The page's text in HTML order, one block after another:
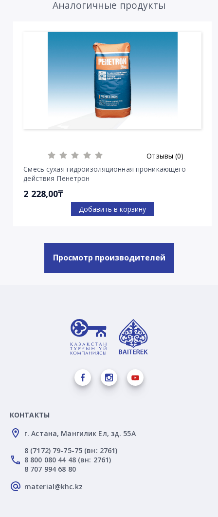
Аналогичные продукты
Отзывы (0)
Смесь сухая гидроизоляционная проникающего
действия Пенетрон
2 228,00₸
Добавить в корзину
Просмотр производителей
КОНТАКТЫ
г. Астана, Мангилик Ел, зд. 55А
8 (7172) 79-75-75 (вн: 2761)
8 800 080 44 48 (вн: 2761)
8 707 994 68 80
material@khc.kz